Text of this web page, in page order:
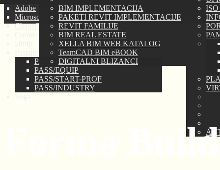
Adobe
Microsoft
ChaosGROUP
Corona Renderer
PASS/HYDROSYSTEM
PASS/EQUIP
PASS/START-PROF
PASS/INDUSTRY
BIM IMPLEMENTACIJA
PAKETI REVIT IMPLEMENTACIJE
REVIT FAMILIJE
BIM REAL ESTATE
XELLA BIM WEB KATALOG
TeamCAD BIM eBOOK
DIGITALNI BLIZANCI
Forma Build